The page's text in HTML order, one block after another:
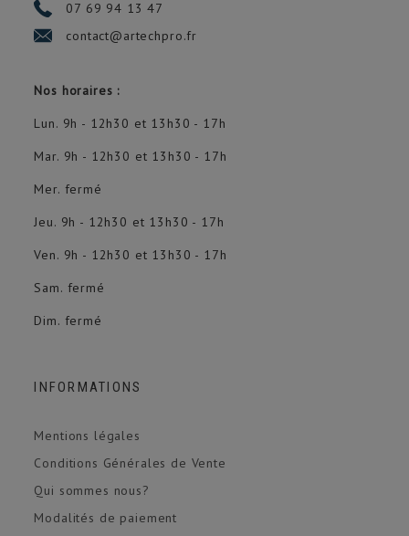
07 69 94 13 47
contact@artechpro.fr
Nos horaires :
Lun. 9h - 12h30 et 13h30 - 17h
Mar. 9h - 12h30 et 13h30 - 17h
Mer. fermé
Jeu. 9h - 12h30 et 13h30 - 17h
Ven. 9h - 12h30 et 13h30 - 17h
Sam. fermé
Dim. fermé
INFORMATIONS
Mentions légales
Conditions Générales de Vente
Qui sommes nous?
Modalités de paiement